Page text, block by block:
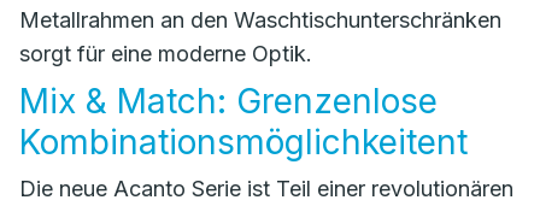
Metallrahmen an den Waschtischunterschränken
sorgt für eine moderne Optik.
Mix & Match: Grenzenlose
Kombinationsmöglichkeitent
Die neue Acanto Serie ist Teil einer revolutionären